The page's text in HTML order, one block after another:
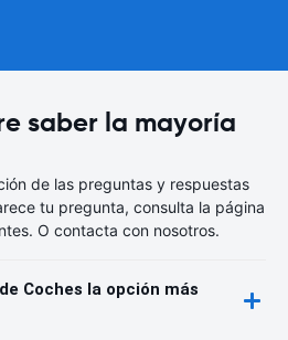
saber la mayoría
de las preguntas y respuestas
tu pregunta, consulta la página
O contacta con nosotros.
Coches la opción más